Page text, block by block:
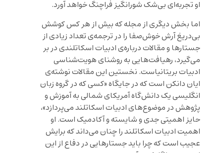
او تجربه‌ای بی‌شک شورانگیز فراچنگ خواهد آورد.
اما بخش دیگری از مجله که بیش از هر کس کوشش
بی‌دریغ آرش خوش‌صفا را در ترجمه‌ی تعداد زیادی از
جستارها و مقالات درباره‌ی ادبیات اسکاتلندی در بر
می‌گیرد، رهیافت‌هایی به روشنای هویت‌شناسی
ادبیات بریتانیاست. نخستین این مقالات نوشته‌ی
ایان دانکن است که در جایگاه «کسی که در گروه زبان
انگلیسی یک دانش‌گاه آمریکای شمالی به آموزش و
پژوهش در موضوع‌های ادبیات اسکاتلند می‌پردازد»،
حایز اهمیتی جدی و شایسته و آکادمیک است. او
اهمیت ادبیات اسکاتلند را چنان می‌داند که برایش
عجیب است که چرا باید جستارهایی در دفاع از این